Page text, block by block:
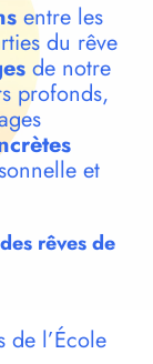
entre les
du rêve
de notre
profonds,
et
rêves de
de l’École